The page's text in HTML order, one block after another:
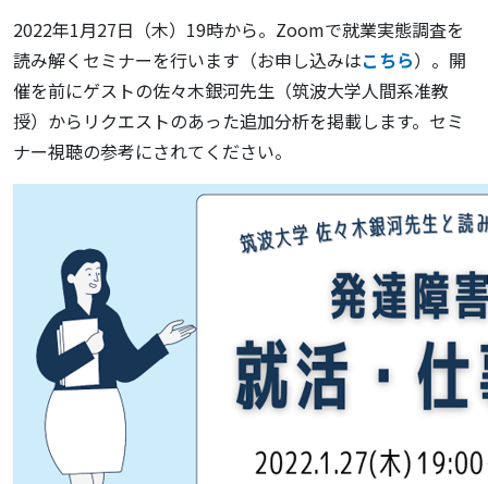
2022年1月27日（木）19時から。Zoomで就業実態調査を
読み解くセミナーを行います（お申し込みはこちら）。開
催を前にゲストの佐々木銀河先生（筑波大学人間系准教
授）からリクエストのあった追加分析を掲載します。セミ
ナー視聴の参考にされてください。